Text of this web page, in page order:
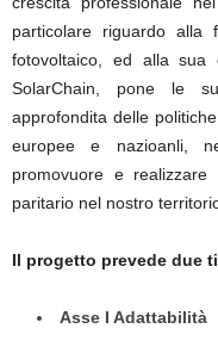
particolare riguardo alla
fotovoltaico, ed alla sua
SolarChain, pone le
approfondita delle
europee e nazioanli,
promovuore e
paritario nel nostro
Il progetto prevede due
Asse I Adattabilità